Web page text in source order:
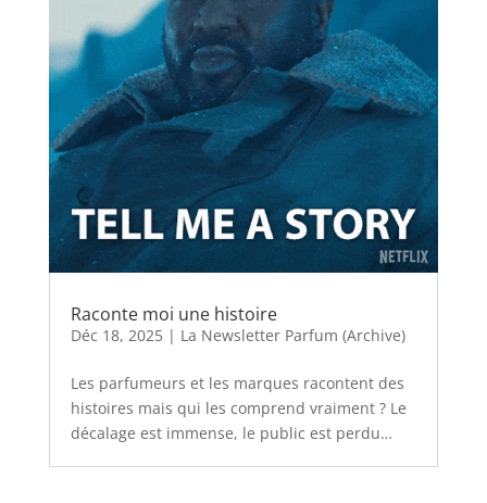
Raconte moi une histoire
Déc 18, 2025| La Newsletter Parfum (Archive)
Les parfumeurs et les marques racontent des
histoires mais qui les comprend vraiment ? Le
décalage est immense, le public est perdu…